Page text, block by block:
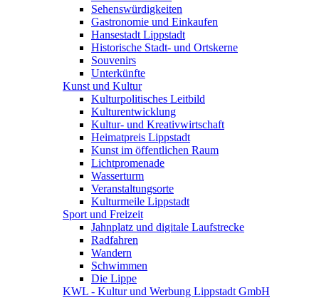
Sehenswürdigkeiten
Gastronomie und Einkaufen
Hansestadt Lippstadt
Historische Stadt- und Ortskerne
Souvenirs
Unterkünfte
Kunst und Kultur
Kulturpolitisches Leitbild
Kulturentwicklung
Kultur- und Kreativwirtschaft
Heimatpreis Lippstadt
Kunst im öffentlichen Raum
Lichtpromenade
Wasserturm
Veranstaltungsorte
Kulturmeile Lippstadt
Sport und Freizeit
Jahnplatz und digitale Laufstrecke
Radfahren
Wandern
Schwimmen
Die Lippe
KWL - Kultur und Werbung Lippstadt GmbH